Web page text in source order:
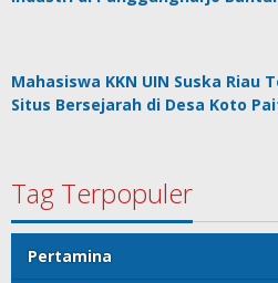
Mahasiswa KKN UIN Suska Riau
Situs Bersejarah di Desa Koto
Tag Terpopuler
Pertamina